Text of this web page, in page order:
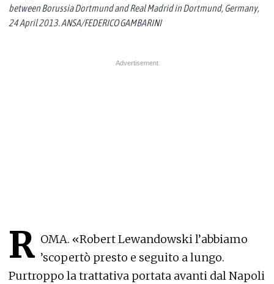
between Borussia Dortmund and Real Madrid in Dortmund, Germany,
24 April 2013. ANSA/FEDERICO GAMBARINI
R OMA. «Robert Lewandowski l’abbiamo
’scopertò presto e seguito a lungo.
Purtroppo la trattativa portata avanti dal Napoli